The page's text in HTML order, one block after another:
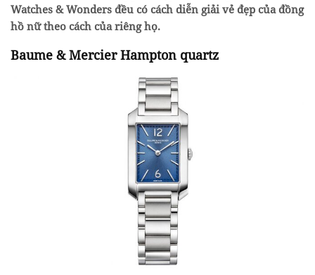
Watches & Wonders đều có cách diễn giải vẻ đẹp của đồng
hồ nữ theo cách của riêng họ.
Baume & Mercier Hampton quartz